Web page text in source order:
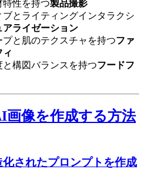
特性を持つ製品撮影
とライティングインタラクシ
アライゼーション
と肌のテクスチャを持つファ
ィ
構図バランスを持つフードフ
画像を作成する方法
されたプロンプトを作成